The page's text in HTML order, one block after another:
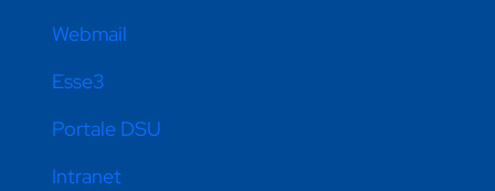
Webmail
Esse3
Portale DSU
Intranet